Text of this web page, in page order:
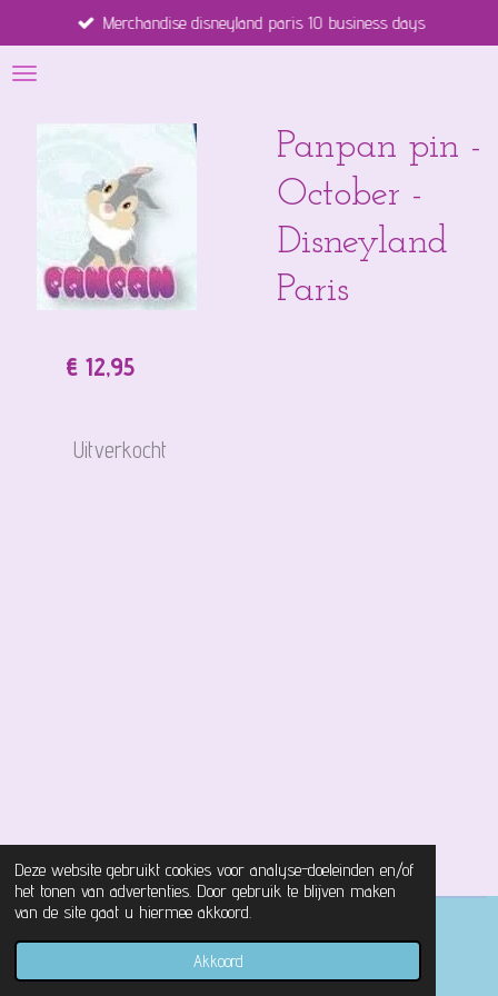
Deze website gebruikt cookies voor analyse-doeleinden en/of
het tonen van advertenties. Door gebruik te blijven maken
van de site gaat u hiermee akkoord.
Akkoord
direct
naar
hoofdinhoud
Merchandise disneyland paris 10 business days
Panpan pin -
October -
Disneyland
Paris
€ 12,95
Uitverkocht